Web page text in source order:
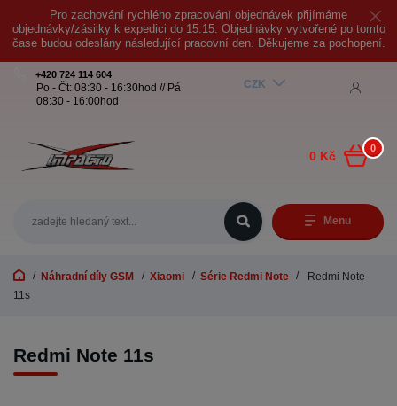
Pro zachování rychlého zpracování objednávek přijímáme
objednávky/zásilky k expedici do 15:15. Objednávky vytvořené po tomto
čase budou odeslány následující pracovní den. Děkujeme za pochopení.
Menu
CZK
+420 724 114 604
Po - Čt: 08:30 - 16:30hod // Pá
08:30 - 16:00hod
0
0 Kč
Náhradní díly GSM Xiaomi Série Redmi Note
Redmi Note
11s
Redmi Note 11s